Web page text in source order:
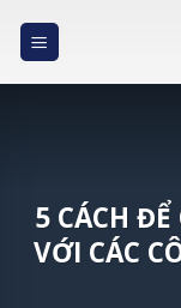
5 CÁCH
VỚI CÁC